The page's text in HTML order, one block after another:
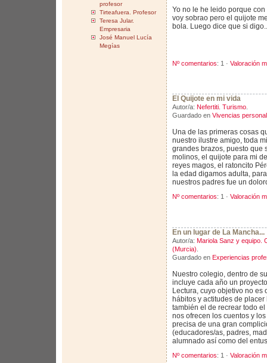
profesor
Tirteafuera. Profesor
Teresa Jular.
Empresaria
José Manuel Lucía
Megías
Yo no le he leido porque
voy sobrao pero el quijote
bola. Luego dice que si
Nº comentarios: 1 · Valoración
El Quijote en mi vida
Autor/a: Nefertiti. Turismo
Guardado en Vivencias
Una de las primeras cosas
nuestro ilustre amigo, toda
grandes brazos, puesto que
molinos, el quijote para mi
reyes magos, el ratoncito
la edad digamos adulta,
nuestros padres fue un
Nº comentarios: 1 · Valoración
En un lugar de La Mancha...
Autor/a: Mariola Sanz y equipo.
(Murcia)
Guardado en Experiencias
Nuestro colegio, dentro de
incluye cada año un
Lectura, cuyo objetivo no es
hábitos y actitudes de
también el de recrear todo
nos ofrecen los cuentos y
precisa de una gran
(educadores/as, padres,
alumnado así como del
Nº comentarios: 1 · Valoración